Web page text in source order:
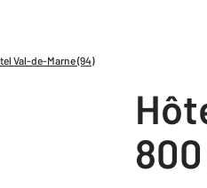
Val-de-Marne (94)